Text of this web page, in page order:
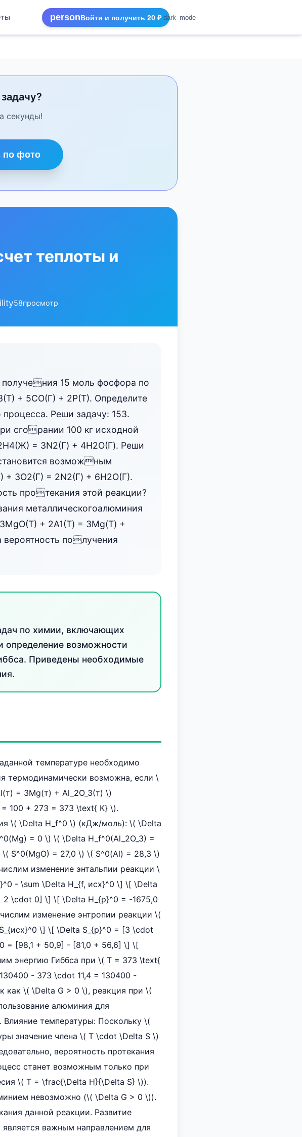
personВойти и получить 20 ₽ dark_mode
секунды!
по фото
теплоты и
58просмотр
получения 15 моль фосфора по
+ 5СО(Г) + 2Р(Т). Определите
Реши задачу: 153.
сгорании 100 кг исходной
= 3N2(Г) + 4H2O(Г). Реши
возможным
+ 3О2(Г) = 2N2(Г) + 6Н2О(Г).
протекания этой реакции?
металлическогоалюминия
+ 2А1(T) = 3Mg(T) +
вероятность получения
по химии, включающих
определение возможности
Приведены необходимые
температуре необходимо
термодинамически возможна, если \
= 3Mg(т) + Al_2O_3(т) \)
= 100 + 273 = 373 \text{ К} \).
\( \Delta H_f^0 \) (кДж/моль): \( \Delta
= 0 \) \( \Delta H_f^0(Al_2O_3) =
S^0(MgO) = 27,0 \) \( S^0(Al) = 28,3 \)
изменение энтальпии реакции \
- \sum \Delta H_{f, исх}^0 \] \[ \Delta
\cdot 0] \] \[ \Delta H_{р}^0 = -1675,0
изменение энтропии реакции \(
\] \[ \Delta S_{р}^0 = [3 \cdot
= [98,1 + 50,9] - [81,0 + 56,6] \] \[
энергию Гиббса при \( T = 373 \text{
- 373 \cdot 11,4 = 130400 -
как \( \Delta G > 0 \), реакция при \(
алюминия для
Влияние температуры: Поскольку \(
значение члена \( T \cdot \Delta S \)
вероятность протекания
станет возможным только при
\( T = \frac{\Delta H}{\Delta S} \)).
невозможно (\( \Delta G > 0 \)).
данной реакции. Развитие
важным направлением для